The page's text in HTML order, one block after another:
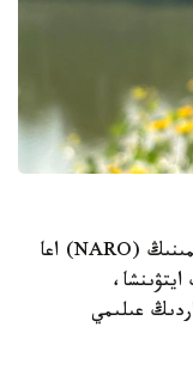
جاپونيانىڭ ۇلتتىق اگرارلىق زەرتتەۋلەر ۇيىمىنىڭ (NARO) اعا
عىلىمي